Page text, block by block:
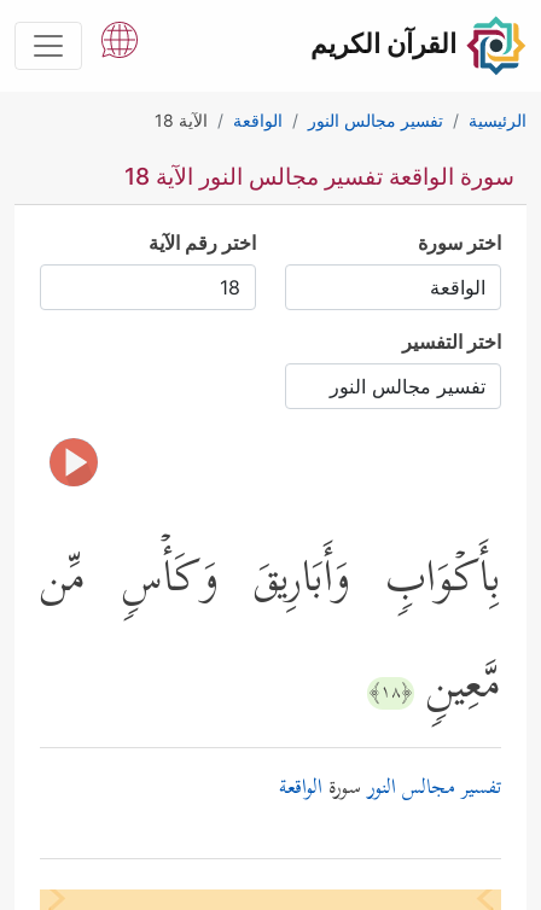
القرآن الكريم
الرئيسية تفسير مجالس النور الواقعة الآية 18
سورة الواقعة تفسير مجالس النور الآية 18
اختر سورة اختر رقم الآية
اختر التفسير
بِأَكۡوَابࣲ وَأَبَارِیقَ وَكَأۡسࣲ مِّن
مَّعِینࣲ ﴿١٨﴾
تفسير مجالس النورسورة الواقعة